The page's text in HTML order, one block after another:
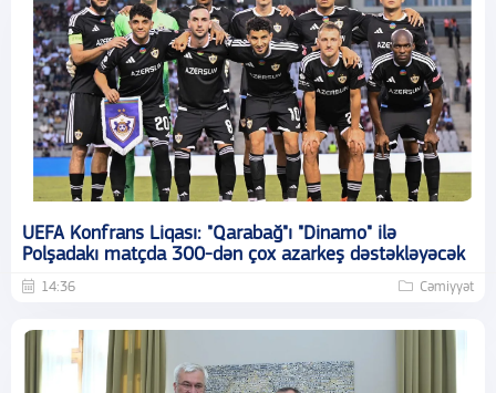
UEFA Konfrans Liqası: "Qarabağ"ı "Dinamo" ilə
Polşadakı matçda 300-dən çox azarkeş dəstəkləyəcək
14:36 Cəmiyyət